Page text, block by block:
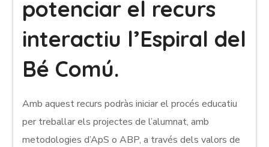
potenciar el recurs
interactiu l’Espiral del
Bé Comú.
Amb aquest recurs podràs iniciar el procés educatiu
per treballar els projectes de l’alumnat, amb
metodologies d’ApS o ABP, a través dels valors de